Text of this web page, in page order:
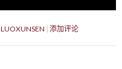
LUOXUNSEN 添加评论